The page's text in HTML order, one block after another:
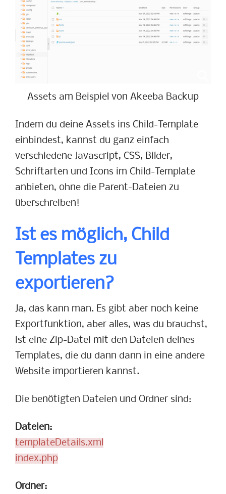
Assets am Beispiel von Akeeba Backup
Indem du deine Assets ins Child-Template
einbindest, kannst du ganz einfach
verschiedene Javascript, CSS, Bilder,
Schriftarten und Icons im Child-Template
anbieten, ohne die Parent-Dateien zu
überschreiben!
Ist es möglich, Child
Templates zu
exportieren?
Ja, das kann man. Es gibt aber noch keine
Exportfunktion, aber alles, was du brauchst,
ist eine Zip-Datei mit den Dateien deines
Templates, die du dann dann in eine andere
Website importieren kannst.
Die benötigten Dateien und Ordner sind:
Dateien:
templateDetails.xml
index.php
Ordner: